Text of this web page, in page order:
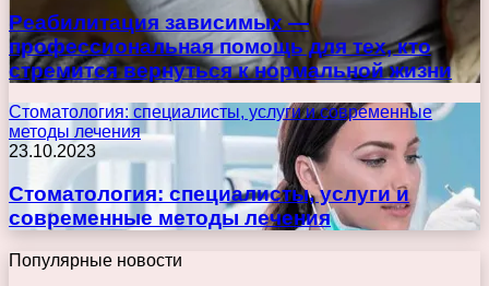
Реабилитация зависимых —
профессиональная помощь для тех, кто
стремится вернуться к нормальной жизни
Стоматология: специалисты, услуги и современные
методы лечения
23.10.2023
Стоматология: специалисты, услуги и
современные методы лечения
Популярные новости